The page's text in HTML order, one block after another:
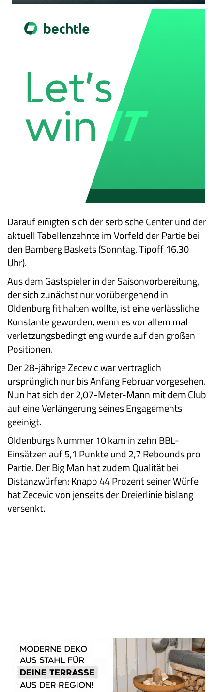
Darauf einigten sich der serbische Center und der
aktuell Tabellenzehnte im Vorfeld der Partie bei
den Bamberg Baskets (Sonntag, Tipoff 16.30
Uhr).
Aus dem Gastspieler in der Saisonvorbereitung,
der sich zunächst nur vorübergehend in
Oldenburg fit halten wollte, ist eine verlässliche
Konstante geworden, wenn es vor allem mal
verletzungsbedingt eng wurde auf den großen
Positionen.
Der 28-jährige Zecevic war vertraglich
ursprünglich nur bis Anfang Februar vorgesehen.
Nun hat sich der 2,07-Meter-Mann mit dem Club
auf eine Verlängerung seines Engagements
geeinigt.
Oldenburgs Nummer 10 kam in zehn BBL-
Einsätzen auf 5,1 Punkte und 2,7 Rebounds pro
Partie. Der Big Man hat zudem Qualität bei
Distanzwürfen: Knapp 44 Prozent seiner Würfe
hat Zecevic von jenseits der Dreierlinie bislang
versenkt.